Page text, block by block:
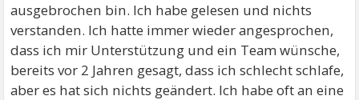
ausgebrochen bin. Ich habe gelesen und nichts
verstanden. Ich hatte immer wieder angesprochen,
dass ich mir Unterstützung und ein Team wünsche,
bereits vor 2 Jahren gesagt, dass ich schlecht schlafe,
aber es hat sich nichts geändert. Ich habe oft an eine